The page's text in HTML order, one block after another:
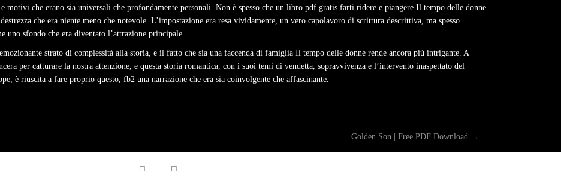
motivi che erano sia universali che profondamente personali. Non è spesso che un libro pdf gratis farti ridere e piangere Il tempo delle donne
che era niente meno che notevole. L’impostazione era resa vividamente, un vero capolavoro di scrittura descrittiva, ma spesso
uno sfondo che era diventato l’attrazione principale.
strato di complessità alla storia, e il fatto che sia una faccenda di famiglia Il tempo delle donne rende ancora più intrigante. A
per catturare la nostra attenzione, e questa storia romantica, con i suoi temi di vendetta, sopravvivenza e l’intervento inaspettato del
è riuscita a fare proprio questo, fb2 una narrazione che era sia coinvolgente che affascinante.
Golden Son | Free PDF Download →